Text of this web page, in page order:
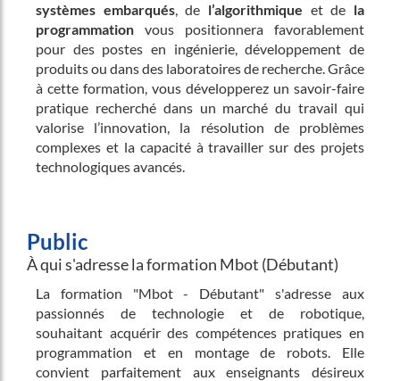
systèmes embarqués, de l’algorithmique et de la
programmation vous positionnera favorablement
pour des postes en ingénierie, développement de
produits ou dans des laboratoires de recherche. Grâce
à cette formation, vous développerez un savoir-faire
pratique recherché dans un marché du travail qui
valorise l’innovation, la résolution de problèmes
complexes et la capacité à travailler sur des projets
technologiques avancés.
Public
À qui s'adresse la formation Mbot (Débutant)
La formation "Mbot - Débutant" s'adresse aux
passionnés de technologie et de robotique,
souhaitant acquérir des compétences pratiques en
programmation et en montage de robots. Elle
convient parfaitement aux enseignants désireux